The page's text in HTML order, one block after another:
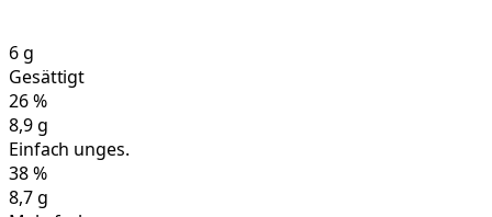
6g
Gesättigt
26%
8,9g
Einfach unges.
38%
8,7g